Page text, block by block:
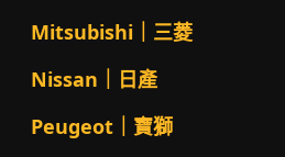
Mitsubishi｜三菱
Nissan｜日產
Peugeot｜寶獅